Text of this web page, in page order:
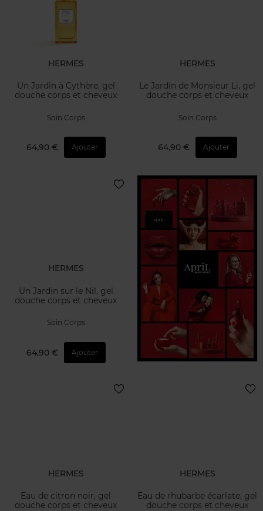
HERMES
Un Jardin à Cythère, gel
douche corps et cheveux
Soin Corps
64,90 € Ajouter
HERMES
Le Jardin de Monsieur Li, gel
douche corps et cheveux
Soin Corps
64,90 € Ajouter
HERMES
Un Jardin sur le Nil, gel
douche corps et cheveux
Soin Corps
64,90 € Ajouter
HERMES
Eau de citron noir, gel
douche corps et cheveux
HERMES
Eau de rhubarbe écarlate, gel
douche corps et cheveux